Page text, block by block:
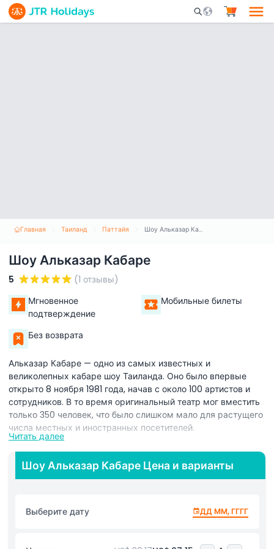
Mobile Search
Главная Таиланд Паттайя Шоу Альказар Кабаре
Шоу Альказар Кабаре
5
(1 отзывы)
Мгновенное
подтверждение
Мобильные билеты
Без возврата
Альказар Кабаре — одно из самых известных и
великолепных кабаре шоу Таиланда. Оно было впервые
открыто 8 ноября 1981 года, начав с около 100 артистов и
сотрудников. В то время оригинальный театр мог вместить
только 350 человек, что было слишком мало для растущего
числа местных и иностранных посетителей.
Чтобы удовлетворить спрос, был построен новый, более
большой театр. 9 февраля 1990 года новый театр открылся,
предлагая грандиозный и современный опыт. Он был
человек, принимая гостей со всего мира.
Читать далее
Шоу Альказар Кабаре Цена и варианты
Выберите дату ДД ММ, ГГГГ